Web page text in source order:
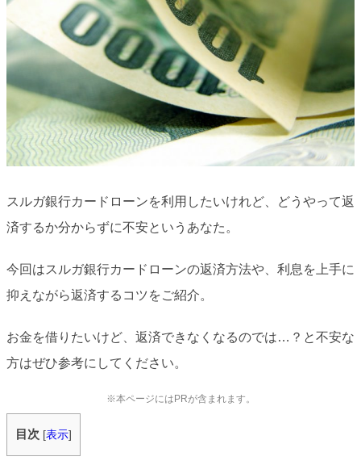
スルガ銀行カードローンを利用したいけれど、どうやって返
済するか分からずに不安というあなた。
今回はスルガ銀行カードローンの返済方法や、利息を上手に
抑えながら返済するコツをご紹介。
お金を借りたいけど、返済できなくなるのでは…？と不安な
方はぜひ参考にしてください。
※本ページにはPRが含まれます。
目次 [表示]